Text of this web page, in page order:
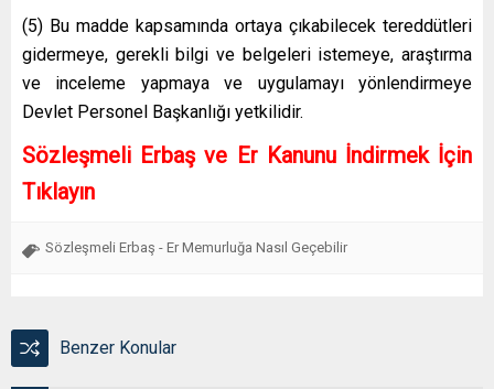
(5) Bu madde kapsamında ortaya çıkabilecek tereddütleri
gidermeye, gerekli bilgi ve belgeleri istemeye, araştırma
ve inceleme yapmaya ve uygulamayı yönlendirmeye
Devlet Personel Başkanlığı yetkilidir.
Sözleşmeli Erbaş ve Er Kanunu İndirmek İçin
Tıklayın
Sözleşmeli Erbaş - Er Memurluğa Nasıl Geçebilir
Benzer Konular